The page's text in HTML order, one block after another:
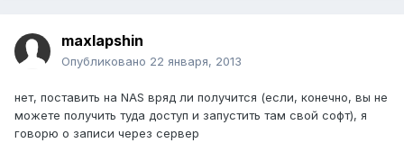
maxlapshin
Опубликовано 22 января, 2013
нет, поставить на NAS вряд ли получится (если, конечно, вы не
можете получить туда доступ и запустить там свой софт), я
говорю о записи через сервер